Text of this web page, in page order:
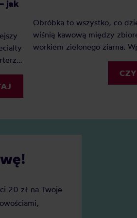
jak
Obróbka to wszystko, co
wiśnią kawową między
workiem zielonego ziarna.
na smak mocniej niż
często mocniej niż sam kraj
pochodzenia. Zebraliśmy 31
20 zł na Twoje